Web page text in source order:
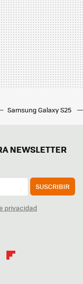
Samsung Galaxy S25
NEWSLETTER
SUSCRIBIR
privacidad